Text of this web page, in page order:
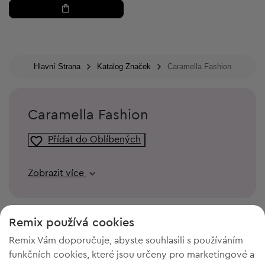
Hlavní Strana Katalog Značek Caramella Fashion
Caramella Fashion
Přídat do Oblíbených
Zobrazit více
Remix používá cookies
Remix Vám doporučuje, abyste souhlasili s používáním
funkčních cookies, které jsou určeny pro marketingové a